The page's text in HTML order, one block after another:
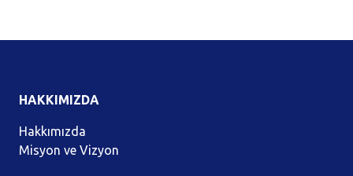
HAKKIMIZDA
Hakkımızda
Misyon ve Vizyon